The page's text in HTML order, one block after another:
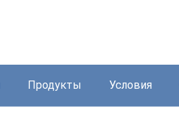
Продукты Условия